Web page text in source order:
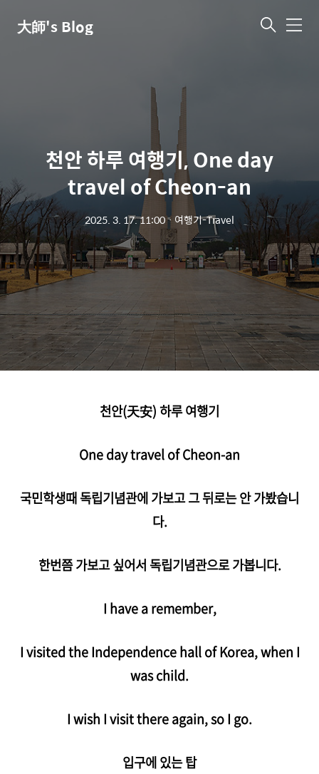
大師's Blog 메
천안 하루 여행기, One day
travel of Cheon-an
2025. 3. 17. 11:00ㆍ 여행기-Travel
천안(天安)하루 여행기
One day travel of Cheon-an
국민학생때 독립기념관에 가보고 그 뒤로는 안 가봤습니
다.
한번쯤 가보고 싶어서 독립기념관으로 가봅니다.
I have a remember,
I visited the Independence hall of Korea, when I
was child.
I wish I visit there again, so I go.
입구에 있는 탑